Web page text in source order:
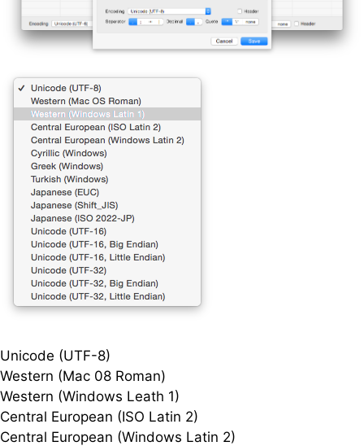
Unicode (UTF-8)
Western (Mac 08 Roman)
Western (Windows Leath 1)
Central European (ISO Latin 2)
Central European (Windows Latin 2)